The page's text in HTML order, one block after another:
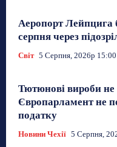
Аеропорт Лейпцига
серпня через
Світ 5 Серпня, 2026р 15:00
Тютюнові вироби не
Європарламент не
податку
Новини Чехії 5 Серпня,